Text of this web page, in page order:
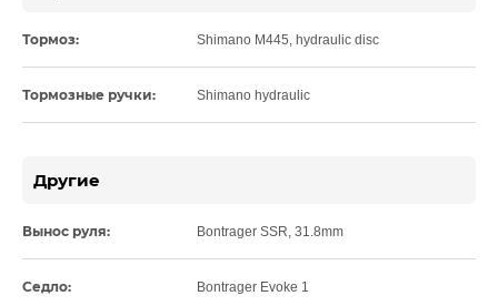
Тормоз: Shimano M445, hydraulic disc
Тормозные ручки: Shimano hydraulic
Другие
Вынос руля: Bontrager SSR, 31.8mm
Седло: Bontrager Evoke 1